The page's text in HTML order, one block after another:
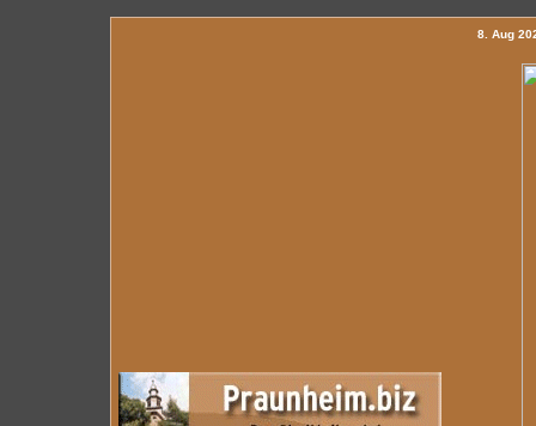
8. Aug